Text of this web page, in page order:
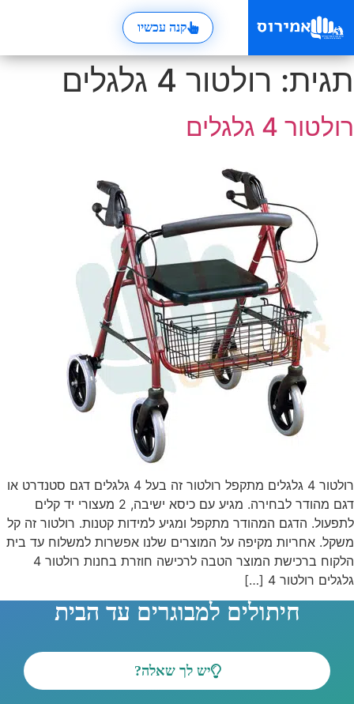
קנה עכשיו
תגית: רולטור 4 גלגלים
רולטור 4 גלגלים
רולטור 4 גלגלים מתקפל רולטור זה בעל 4 גלגלים דגם סטנדרט או
דגם מהודר לבחירה. מגיע עם כיסא ישיבה, 2 מעצורי יד קלים
לתפעול. הדגם המהודר מתקפל ומגיע למידות קטנות. רולטור זה קל
משקל. אחריות מקיפה על המוצרים שלנו אפשרות למשלוח עד בית
הלקוח ברכישת המוצר הטבה לרכישה חוזרת בחנות רולטור 4
גלגלים רולטור 4 […]
חיתולים למבוגרים עד הבית
יש לך שאלה?